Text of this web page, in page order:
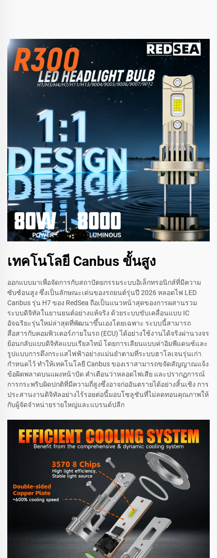
เทคโนโลยี Canbus ขั้นสูง
ออกแบบมาเพื่อจัดการกับสถาปัตยกรรมระบบอิเล็กทรอนิกส์ที่มีความ
ซับซ้อนสูง ซึ่งเป็นลักษณะเด่นของรถยนต์รุ่นปี 2026 หลอดไฟ LED
Canbus รุ่น H7 ของ RedSea ถือเป็นแนวหน้าสุดของการผสานรวม
ระบบดิจิทัลในยานยนต์อย่างแท้จริง ด้วยระบบขับเคลื่อนแบบ IC
อัจฉริยะรุ่นใหม่ล่าสุดที่พัฒนาขึ้นเองโดยเฉพาะ ระบบนี้สามารถ
สื่อสารกับคอมพิวเตอร์ภายในรถ (ECU) ได้อย่างใช้งานได้จริงผ่านวงจร
ย้อนกลับแบบดิจิทัลแบบเรียลไทม์ โดยการเลียนแบบค่าอิมพีแดนซ์และ
รูปแบบการดึงกระแสไฟฟ้าอย่างแม่นยำตามที่ระบบฮาโลเจนรุ่นเก่า
กำหนดไว้ ทำให้เทคโนโลยี Canbus ของเราสามารถขจัดสัญญาณแจ้ง
ข้อผิดพลาดบนแผงหน้าปัด คำเตือนว่าหลอดไฟเสีย และปรากฏการณ์
การกระพริบผิดปกติที่มีความถี่สูงซึ่งอาจก่ออันตรายได้อย่างสิ้นเชิง การ
ประสานงานดิจิทัลอย่างไร้รอยต่อนี้มอบโซลูชันที่ไม่ลดทอนคุณภาพให้
กับผู้จัดจำหน่ายรายใหญ่และแบรนด์ปลีก